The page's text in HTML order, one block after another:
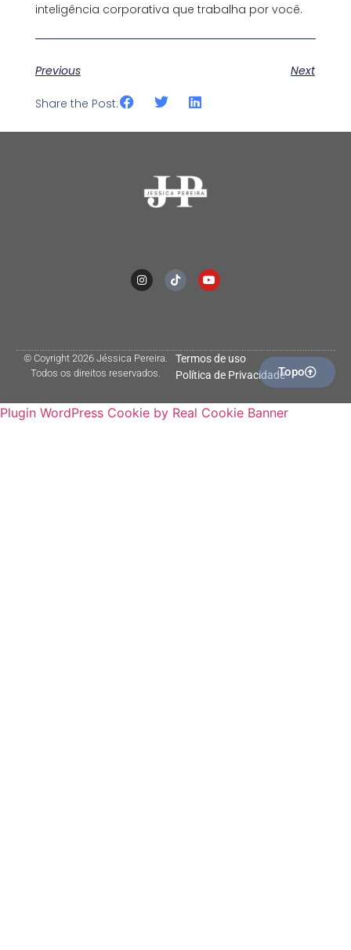
inteligência corporativa que trabalha por você.
Previous Next
Share the Post:
© Coyright 2026 Jéssica Pereira.
Todos os direitos reservados.
Termos de uso
Política de PrivacidadeTopo
Plugin WordPress Cookie by Real Cookie Banner